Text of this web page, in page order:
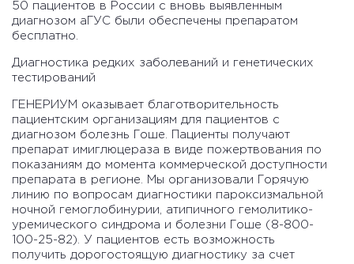
50 пациентов в России с вновь выявленным
диагнозом аГУС были обеспечены препаратом
бесплатно.
Диагностика редких заболеваний и генетических
тестирований
ГЕНЕРИУМ оказывает благотворительность
пациентским организациям для пациентов с
диагнозом болезнь Гоше. Пациенты получают
препарат имиглюцераза в виде пожертвования по
показаниям до момента коммерческой доступности
препарата в регионе. Мы организовали Горячую
линию по вопросам диагностики пароксизмальной
ночной гемоглобинурии, атипичного гемолитико-
уремического синдрома и болезни Гоше (8-800-
100-25-82). У пациентов есть возможность
получить дорогостоящую диагностику за счет